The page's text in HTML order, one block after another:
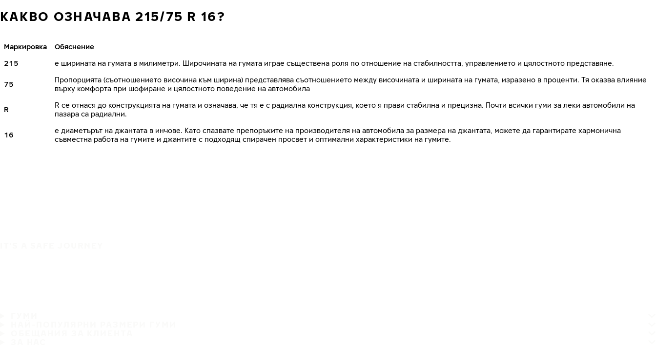
КАКВО ОЗНАЧАВА 215/75 R 16?
Маркировка
Обяснение
215
е ширината на гумата в милиметри. Широчината на гумата играе съществена роля по отношение на стабилността, управлението и цялостното представяне.
75
Пропорцията (съотношението височина към ширина) представлява съотношението между височината и ширината на гумата, изразено в проценти. Тя оказва влияние
върху комфорта при шофиране и цялостното поведение на автомобила
R
R се отнася до конструкцията на гумата и означава, че тя е с радиална конструкция, което я прави стабилна и прецизна. Почти всички гуми за леки автомобили на
пазара са радиални.
16
е диаметърът на джантата в инчове. Като спазвате препоръките на производителя на автомобила за размера на джантата, можете да гарантирате хармонична
съвместна работа на гумите и джантите с подходящ спирачен просвет и оптимални характеристики на гумите.